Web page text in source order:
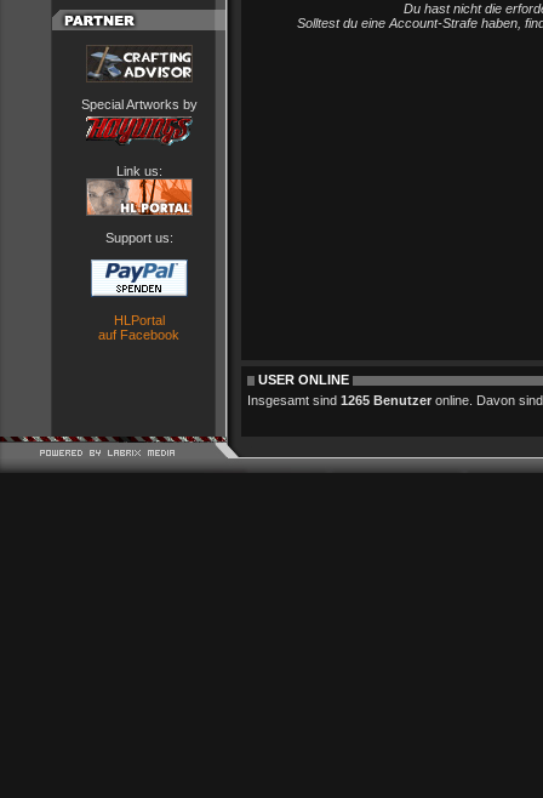
Special Artworks by
Link us:
Support us:
HLPortal
auf Facebook
Du hast nicht die
Solltest du eine Account-Strafe haben,
USER ONLINE
Insgesamt sind 1265 Benutzer online. Davon